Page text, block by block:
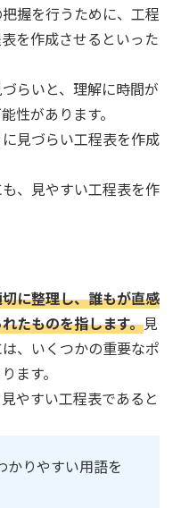
握を行うために、工程
を作成させるといった
らいと、理解に時間が
性があります。
見づらい工程表を作成
、見やすい工程表を作
に整理し、誰もが直感
たものを指します。見
、いくつかの重要なポ
ます。
やすい工程表であると
かりやすい用語を